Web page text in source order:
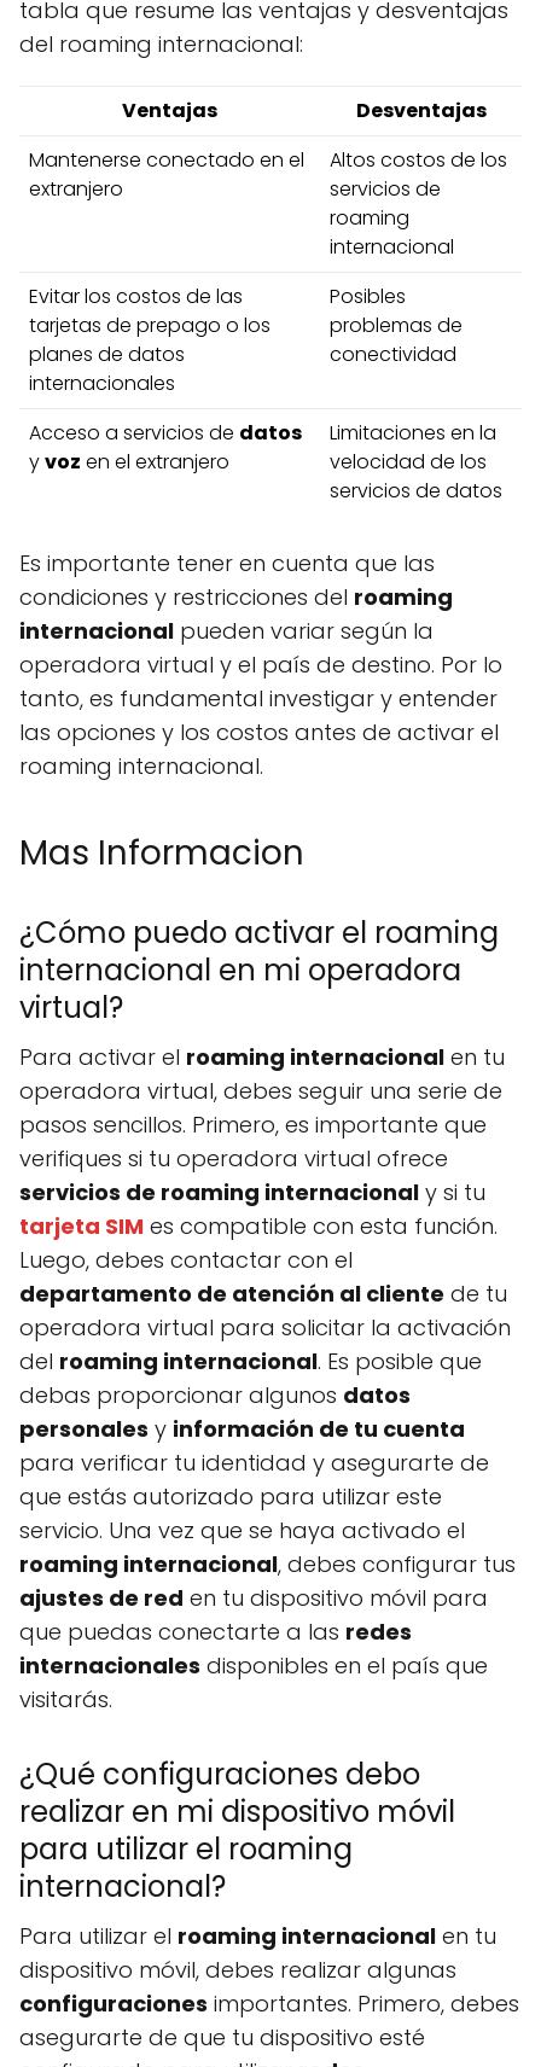
tabla que resume las ventajas y desventajas
del roaming internacional:
Ventajas
Desventajas
Mantenerse conectado en el
extranjero
Altos costos de los
servicios de
roaming
internacional
Evitar los costos de las
tarjetas de prepago o los
planes de datos
internacionales
Posibles
problemas de
conectividad
Acceso a servicios de datos
yvoz en el extranjero
Limitaciones en la
velocidad de los
servicios de datos
Es importante tener en cuenta que las
condiciones y restricciones del roaming
internacional pueden variar según la
operadora virtual y el país de destino. Por lo
tanto, es fundamental investigar y entender
las opciones y los costos antes de activar el
roaming internacional.
Mas Informacion
¿Cómo puedo activar el roaming
internacional en mi operadora
virtual?
Para activar el roaming internacional en tu
operadora virtual, debes seguir una serie de
pasos sencillos. Primero, es importante que
verifiques si tu operadora virtual ofrece
servicios de roaming internacional y si tu
tarjeta SIM es compatible con esta función.
Luego, debes contactar con el
departamento de atención al cliente de tu
operadora virtual para solicitar la activación
del roaming internacional. Es posible que
debas proporcionar algunos datos
personales y información de tu cuenta
para verificar tu identidad y asegurarte de
que estás autorizado para utilizar este
servicio. Una vez que se haya activado el
roaming internacional, debes configurar tus
ajustes de red en tu dispositivo móvil para
que puedas conectarte a las redes
internacionales disponibles en el país que
visitarás.
¿Qué configuraciones debo
realizar en mi dispositivo móvil
para utilizar el roaming
internacional?
Para utilizar el roaming internacional en tu
dispositivo móvil, debes realizar algunas
configuraciones importantes. Primero, debes
asegurarte de que tu dispositivo esté